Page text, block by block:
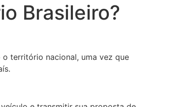
Brasileiro?
território nacional, uma vez que